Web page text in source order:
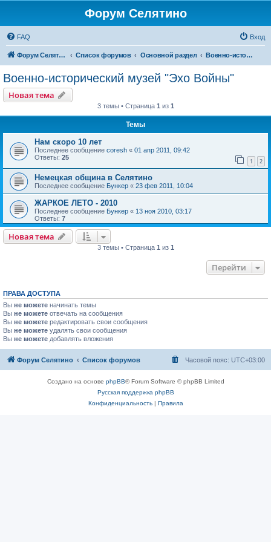
Форум Селятино
FAQ Вход
Форум Селятино Список форумов Основной раздел Военно-исторический музей "Эхо Войны"
Военно-исторический музей "Эхо Войны"
Новая тема
3 темы • Страница 1 из 1
Темы
Нам скоро 10 лет
Последнее сообщение coresh « 01 апр 2011, 09:42
Ответы: 25 1 2
Немецкая община в Селятино
Последнее сообщение Бункер « 23 фев 2011, 10:04
ЖАРКОЕ ЛЕТО - 2010
Последнее сообщение Бункер « 13 ноя 2010, 03:17
Ответы: 7
Новая тема
3 темы • Страница 1 из 1
Перейти
ПРАВА ДОСТУПА
Вы не можете начинать темы
Вы не можете отвечать на сообщения
Вы не можете редактировать свои сообщения
Вы не можете удалять свои сообщения
Вы не можете добавлять вложения
Форум Селятино Список форумов Часовой пояс: UTC+03:00
Создано на основе phpBB® Forum Software © phpBB Limited
Русская поддержка phpBB
Конфиденциальность| Правила